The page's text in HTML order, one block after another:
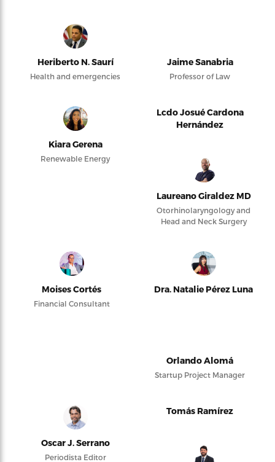
Heriberto N. Saurí
Health and emergencies
Jaime Sanabria
Professor of Law
Kiara Gerena
Renewable Energy
Lcdo Josué Cardona
Hernández
Laureano Giraldez MD
Otorhinolaryngology and
Head and Neck Surgery
Moises Cortés
Financial Consultant
Dra. Natalie Pérez Luna
Orlando Alomá
Startup Project Manager
Oscar J. Serrano
Periodista Editor
Tomás Ramírez